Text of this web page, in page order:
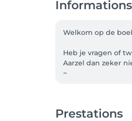
Welkom op de
Heb je vragen of
Aarzel dan zeker
~
Prestations